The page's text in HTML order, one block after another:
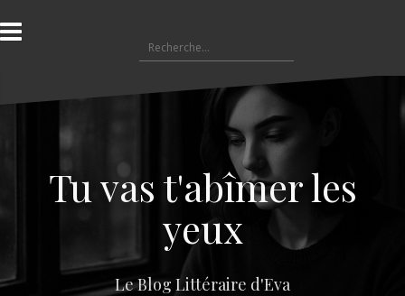
l
a
e
e
Tu vas t'abîmer les
yeux
Le Blog Littéraire d'Eva